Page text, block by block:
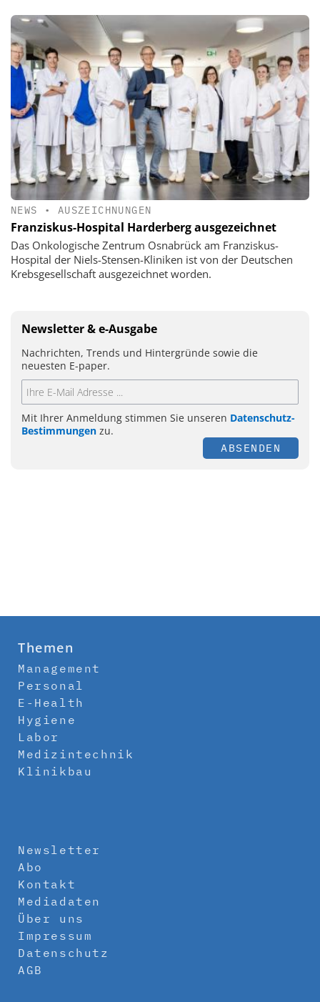
NEWS • AUSZEICHNUNGEN
Franziskus-Hospital Harderberg ausgezeichnet
Das Onkologische Zentrum Osnabrück am Franziskus-
Hospital der Niels-Stensen-Kliniken ist von der Deutschen
Krebsgesellschaft ausgezeichnet worden.
Newsletter & e-Ausgabe
Nachrichten, Trends und Hintergründe sowie die
neuesten E-paper.
Mit Ihrer Anmeldung stimmen Sie unseren Datenschutz-
Bestimmungen zu.
ABSENDEN
Themen
Management
Personal
E-Health
Hygiene
Labor
Medizintechnik
Klinikbau
Newsletter
Abo
Kontakt
Mediadaten
Über uns
Impressum
Datenschutz
AGB